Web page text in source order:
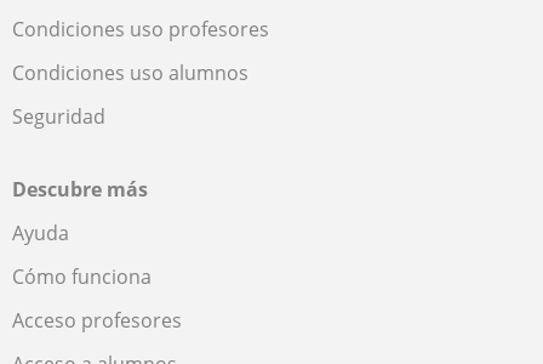
Condiciones uso profesores
Condiciones uso alumnos
Seguridad
Descubre más
Ayuda
Cómo funciona
Acceso profesores